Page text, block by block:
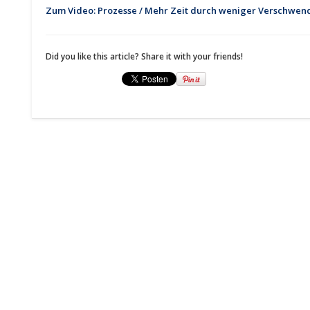
Zum Video: Prozesse / Mehr Zeit durch weniger
Did you like this article? Share it with your friends!